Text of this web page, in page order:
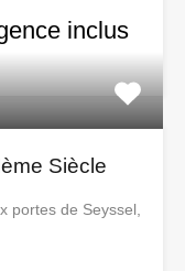
inclus
Siècle
portes de Seyssel,